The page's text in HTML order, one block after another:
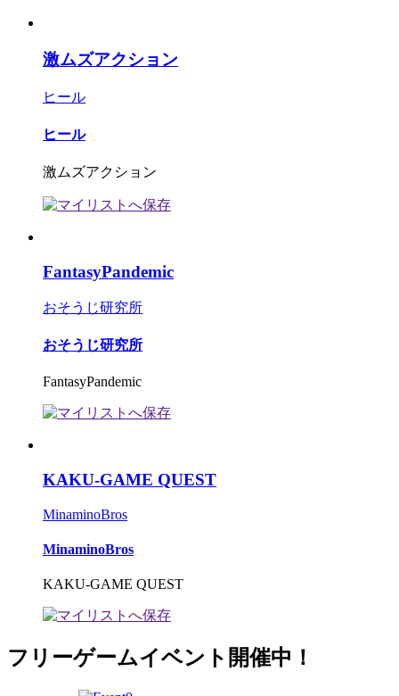
激ムズアクション
ヒール
ヒール
激ムズアクション
FantasyPandemic
おそうじ研究所
おそうじ研究所
FantasyPandemic
KAKU-GAME QUEST
MinaminoBros
MinaminoBros
KAKU-GAME QUEST
フリーゲームイベント開催中！